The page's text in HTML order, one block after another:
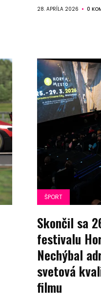
28. APRÍLA 2026 0
ŠPORT
Skončil sa
festivalu
Nechýbal
svetová
filmu